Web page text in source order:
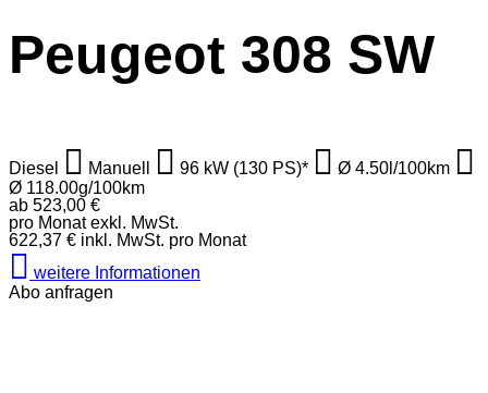
Peugeot 308 SW
Diesel Manuell 96 kW (130 PS)*
Ø 4.50l/100km
Ø 118.00g/100km
ab 523,00 €
pro Monat exkl. MwSt.
622,37 € inkl. MwSt. pro Monat
weitere Informationen
Abo anfragen